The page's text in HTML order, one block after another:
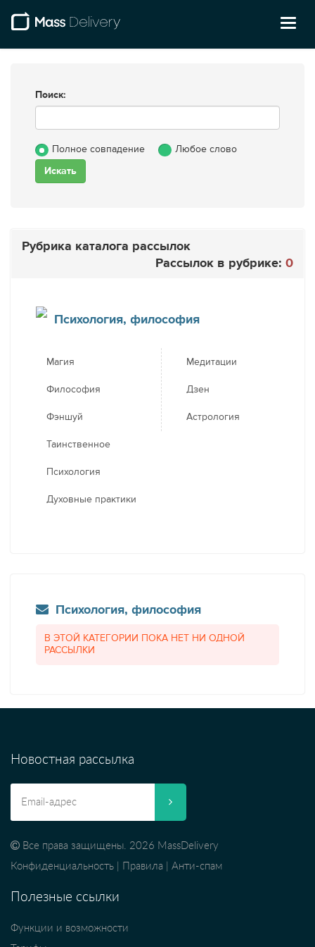
Поиск:
Полное совпадение Любое слово
Рубрика каталога рассылок
Рассылок в рубрике: 0
Психология, философия
Магия
Философия
Фэншуй
Таинственное
Психология
Духовные практики
Медитации
Дзен
Астрология
Психология, философия
В ЭТОЙ КАТЕГОРИИ ПОКА НЕТ НИ ОДНОЙ
РАССЫЛКИ
Новостная рассылка
Все права защищены. 2026 MassDelivery
Конфиденциальность
Правила Анти-спам
Полезные ссылки
Функции и возможности